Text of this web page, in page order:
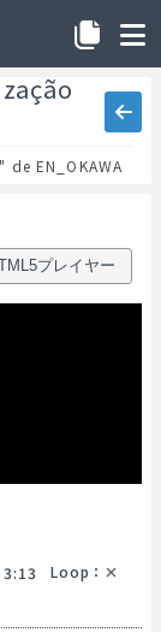
EN_OKAWA
プレイヤー
3:13 Loop ：